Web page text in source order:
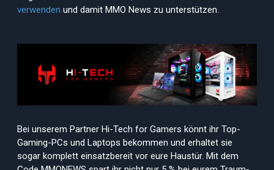
verwenden und damit MMO News zu unterstützen.
Bei unserem Partner Hi-Tech for Gamers könnt ihr Top-
Gaming-PCs und Laptops bekommen und erhaltet sie
sogar komplett einsatzbereit vor eure Haustür. Mit dem